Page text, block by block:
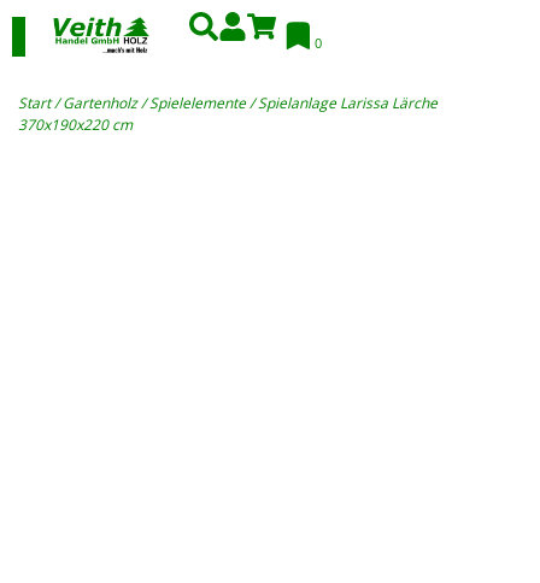
0
Start/Gartenholz/Spielelemente/ Spielanlage Larissa Lärche
370x190x220 cm